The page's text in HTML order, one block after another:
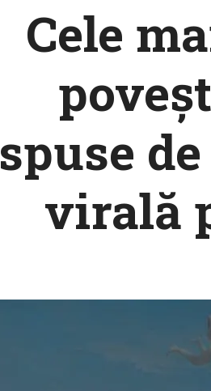
Cele
spuse
virală